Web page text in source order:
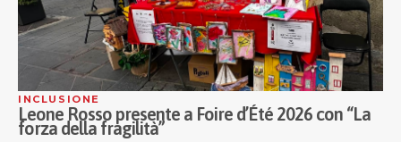
“La
COOPERAZIONE
Legacoop impegnata per realizzare campo
per i bambini di Gaza